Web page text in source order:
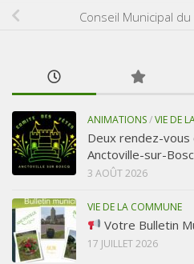
Conseil Municipal
ANIMATIONS/VIE DE
Deux rendez-vous
Anctoville-sur-
3 AOÛT 2026
VIE DE LA COMMUNE
Votre Bulletin
17 JUILLET 2026